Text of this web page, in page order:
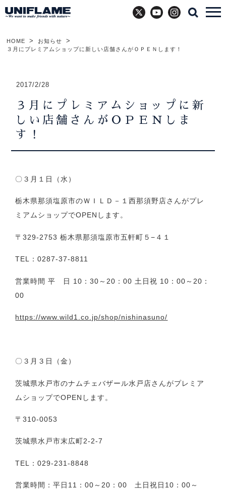
X YouTubeInstagram
HOME
お知らせ
３月にプレミアムショップに新しい店舗さんがＯＰＥＮします！
2017/2/28
３月にプレミアムショップに新
しい店舗さんがＯＰＥＮしま
す！
〇３月１日（水）
栃木県那須塩原市のＷＩＬＤ－１西那須野店さんがプレ
ミアムショップでOPENします。
〒329-2753 栃木県那須塩原市五軒町５−４１
TEL：0287-37-8811
営業時間 平 日 10：30～20：00 土日祝 10：00～20：
00
https://www.wild1.co.jp/shop/nishinasuno/
〇３月３日（金）
茨城県水戸市のナムチェバザール水戸店さんがプレミア
ムショップでOPENします。
〒310-0053
茨城県水戸市末広町2-2-7
TEL：029-231-8848
営業時間：平日11：00～20：00 土日祝日10：00～